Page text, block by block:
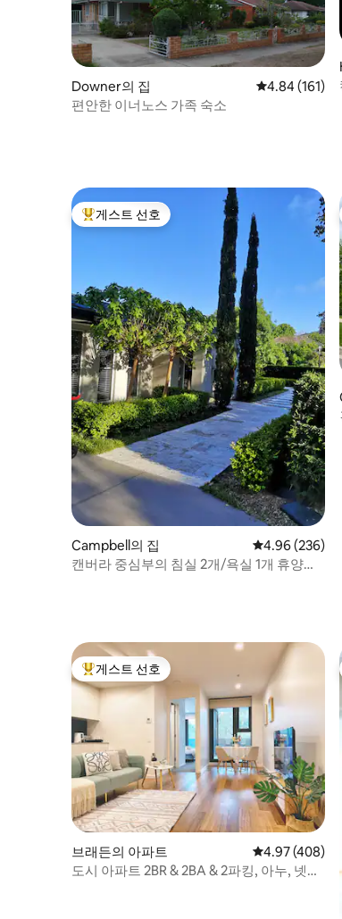
Downer의 집 평점 4.84점(5
4.84 (161)
편안한 이너노스 가족 숙소
상위 게스트 선호
게스트 선호
Campbell의 집 평점 4.96점(5
4.96 (236)
캔버라 중심부의 침실 2개/욕실 1개 휴양지,
상위 게스트 선호
게스트 선호
브래든의 아파트 평점 4.97점(5
4.97 (408)
도시 아파트 2BR & 2BA & 2파킹, 아누, 넷플